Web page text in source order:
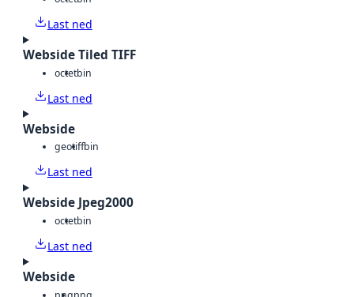
Last ned
Webside Tiled TIFF
octetbin
Last ned
Webside
geotiffbin
Last ned
Webside Jpeg2000
octetbin
Last ned
Webside